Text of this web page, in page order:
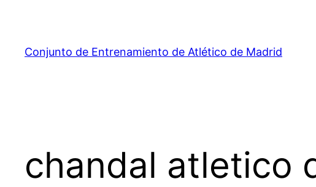
contenido
Conjunto de Entrenamiento de Atlético de Madrid
chandal atletico